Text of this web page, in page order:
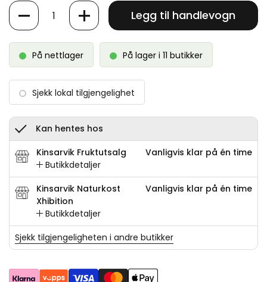
Antall
Legg til handlevogn
På nettlager På lager i 11 butikker
Sjekk lokal tilgjengelighet
Kan hentes hos
Kinsarvik Fruktutsalg
Butikkdetaljer
Vanligvis klar på én time
Kinsarvik Naturkost
Xhibition
Butikkdetaljer
Vanligvis klar på én time
Sjekk tilgjengeligheten i andre butikker